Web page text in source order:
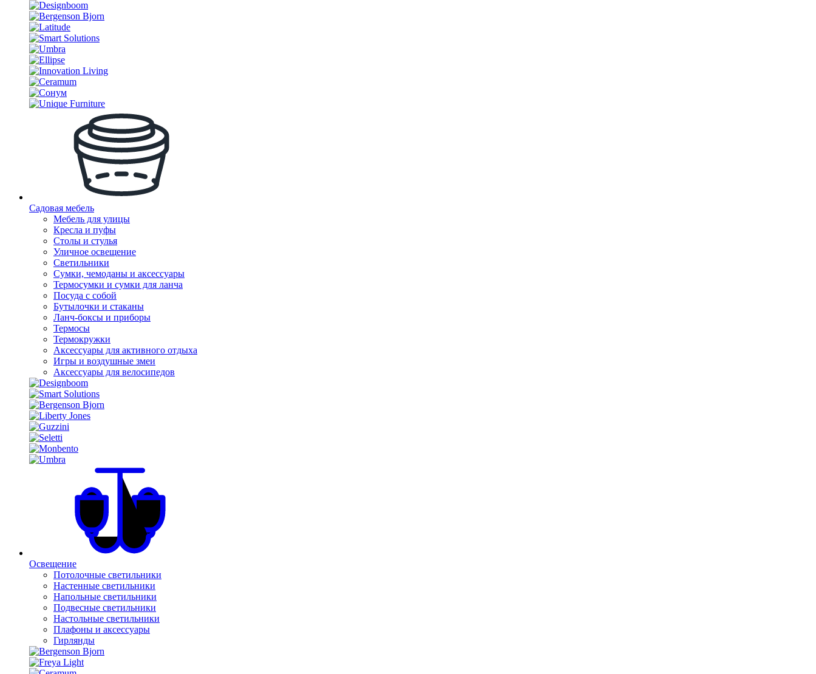
Садовая мебель
Мебель для улицы
Кресла и пуфы
Столы и стулья
Уличное освещение
Светильники
Сумки, чемоданы и аксессуары
Термосумки и сумки для ланча
Посуда с собой
Бутылочки и стаканы
Ланч-боксы и приборы
Термосы
Термокружки
Аксессуары для активного отдыха
Игры и воздушные змеи
Аксессуары для велосипедов
Освещение
Потолочные светильники
Настенные светильники
Напольные светильники
Подвесные светильники
Настольные светильники
Плафоны и аксессуары
Гирлянды